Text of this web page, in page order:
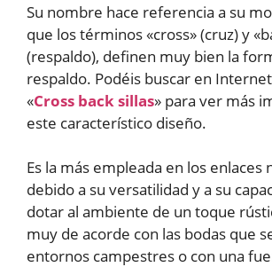
Su nombre hace referencia a su
que los términos «cross» (cruz) y
(respaldo), definen muy bien la
respaldo. Podéis buscar en
«Cross back sillas» para ver más
este característico diseño.
Es la más empleada en los enlaces
debido a su versatilidad y a su
dotar al ambiente de un toque
muy de acorde con las bodas que
entornos campestres o con una